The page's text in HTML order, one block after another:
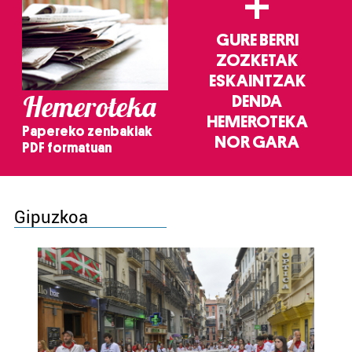
Hemeroteka
Papereko zenbakiak
PDF formatuan
GURE BERRI
ZOZKETAK
ESKAINTZAK
DENDA
HEMEROTEKA
NOR GARA
Gipuzkoa